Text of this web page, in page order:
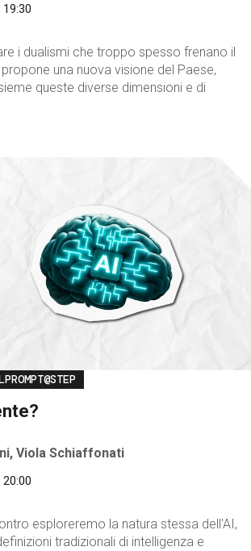
i dualismi che troppo spesso frenano il
una nuova visione del Paese,
queste diverse dimensioni e di
Viola Schiaffonati
esploreremo la natura stessa dell'AI,
tradizionali di intelligenza e